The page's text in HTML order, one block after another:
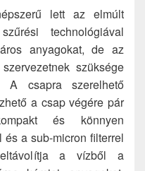
lett az elmúlt
technológiával
anyagokat, de az
szüksége
A csapra szerelhető
a csap végére pár
és könnyen
a sub-micron filterrel
a vízből a